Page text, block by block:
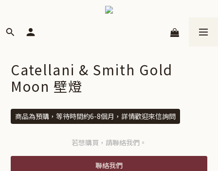
Catellani & Smith Gold
Moon 壁燈
商品為預購，等待時間約6-8個月，詳情歡迎來信詢問
若想購買，請聯絡我們。
聯絡我們